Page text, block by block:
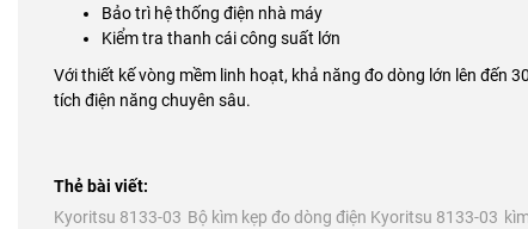
Bảo trì hệ thống điện nhà máy
Kiểm tra thanh cái công suất lớn
Với thiết kế vòng mềm linh hoạt, khả năng đo dòng lớn lên đến
tích điện năng chuyên sâu.
Thẻ bài viết:
Kyoritsu 8133-03 Bộ kìm kẹp đo dòng điện Kyoritsu 8133-03